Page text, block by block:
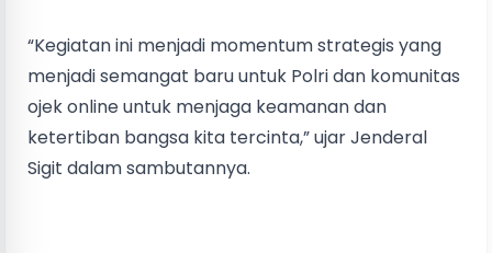
“Kegiatan ini menjadi momentum strategis yang
menjadi semangat baru untuk Polri dan komunitas
ojek online untuk menjaga keamanan dan
ketertiban bangsa kita tercinta,” ujar Jenderal
Sigit dalam sambutannya.